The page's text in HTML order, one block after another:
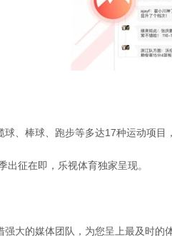
、棒球、跑步等多达17种运动项
征在即，乐视体育独家呈现。
大的媒体团队，为您呈上最及时